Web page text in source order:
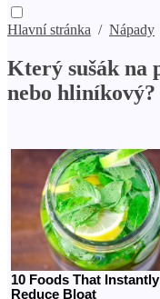
Hlavní stránka / Nápady
Který sušák na
nebo hliníkový?